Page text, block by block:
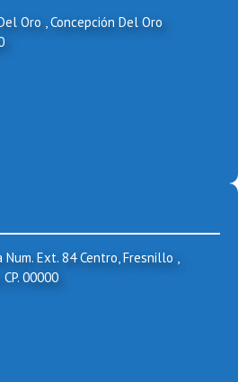
Oro , Concepción Del Oro
Ext. 84 Centro, Fresnillo ,
00000